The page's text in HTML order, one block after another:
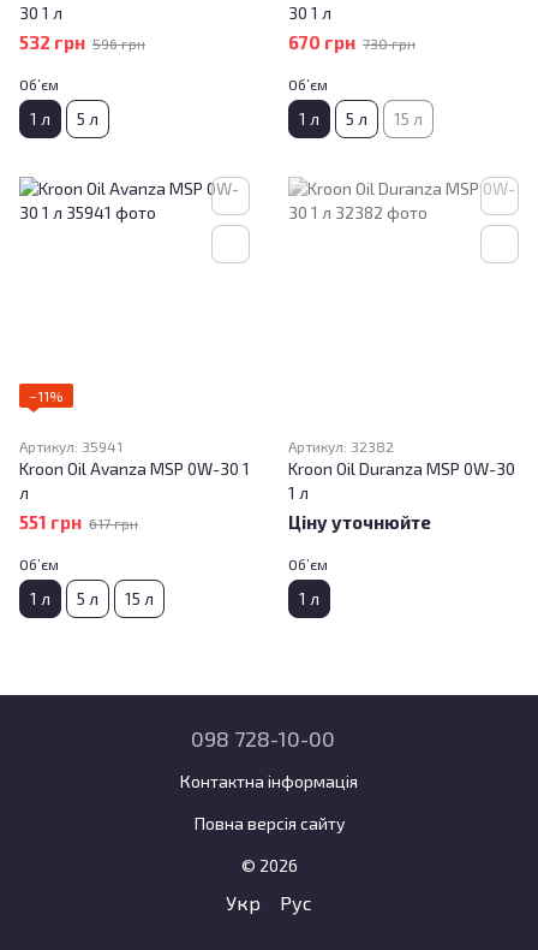
30 1 л
532 грн 596 грн
Об’єм
1 л 5 л
30 1 л
670 грн 730 грн
Об’єм
1 л 5 л 15 л
−11%
Артикул: 35941
Kroon Oil Avanza MSP 0W-30 1
л
551 грн 617 грн
Об’єм
1 л 5 л 15 л
Артикул: 32382
Kroon Oil Duranza MSP 0W-30
1 л
Ціну уточнюйте
Об’єм
1 л
098 728-10-00
Контактна інформація
Повна версія сайту
© 2026
Укр Рус